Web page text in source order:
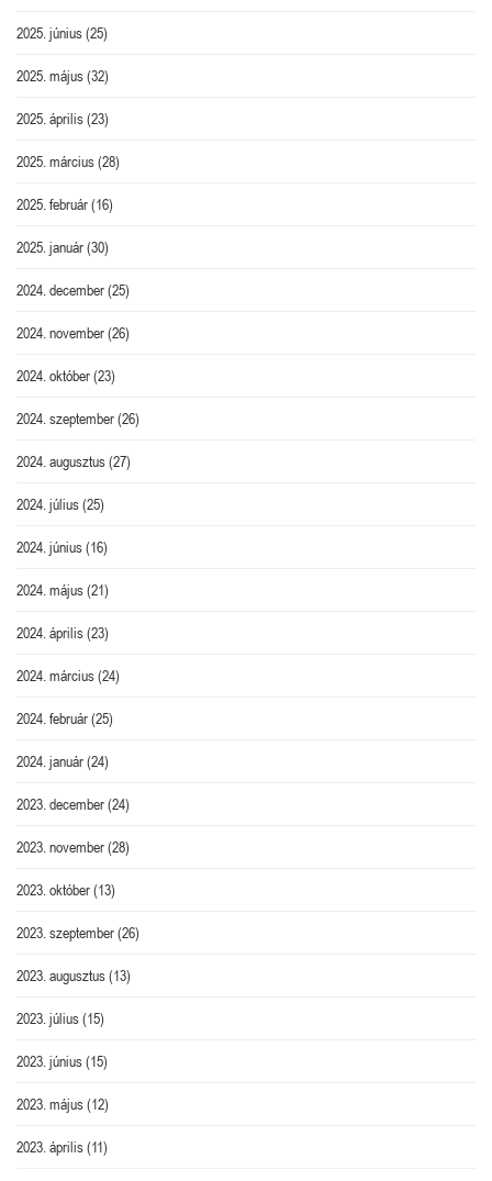
2025. június(25)
2025. május(32)
2025. április(23)
2025. március(28)
2025. február(16)
2025. január(30)
2024. december(25)
2024. november(26)
2024. október(23)
2024. szeptember(26)
2024. augusztus(27)
2024. július(25)
2024. június(16)
2024. május(21)
2024. április(23)
2024. március(24)
2024. február(25)
2024. január(24)
2023. december(24)
2023. november(28)
2023. október(13)
2023. szeptember(26)
2023. augusztus(13)
2023. július(15)
2023. június(15)
2023. május(12)
2023. április(11)